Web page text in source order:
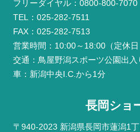
フリーダイヤル：0800-800-7070
TEL：025-282-7511
FAX：025-282-7513
営業時間：10:00～18:00（定休日
交通：鳥屋野潟スポーツ公園出
車：新潟中央I.C.から1分
長岡ショ
〒940-2023 新潟県長岡市蓮潟1